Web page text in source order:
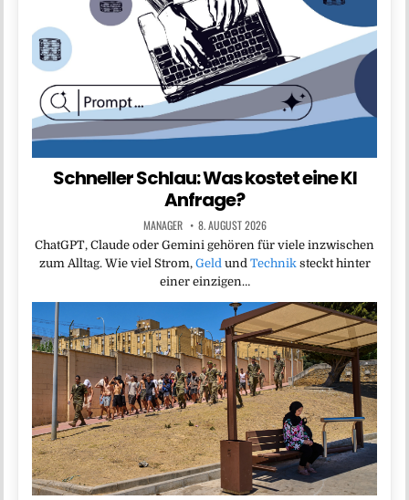
Schneller Schlau: Was kostet eine KI
Anfrage?
MANAGER 8. AUGUST 2026
ChatGPT, Claude oder Gemini gehören für viele inzwischen
zum Alltag. Wie viel Strom, Geld und Techniksteckt hinter
einer einzigen…